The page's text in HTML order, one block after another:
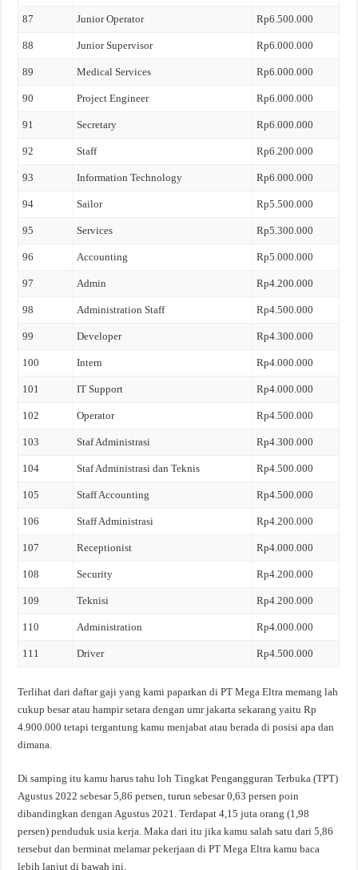
87 Junior Operator Rp6.500.000
88 Junior Supervisor Rp6.000.000
89 Medical Services Rp6.000.000
90 Project Engineer Rp6.000.000
91 Secretary Rp6.000.000
92 Staff Rp6.200.000
93 Information Technology Rp6.000.000
94 Sailor Rp5.500.000
95 Services Rp5.300.000
96 Accounting Rp5.000.000
97 Admin Rp4.200.000
98 Administration Staff Rp4.500.000
99 Developer Rp4.300.000
100 Intern Rp4.000.000
101 IT Support Rp4.000.000
102 Operator Rp4.500.000
103 Staf Administrasi Rp4.300.000
104 Staf Administrasi dan Teknis Rp4.500.000
105 Staff Accounting Rp4.500.000
106 Staff Administrasi Rp4.200.000
107 Receptionist Rp4.000.000
108 Security Rp4.200.000
109 Teknisi Rp4.200.000
110 Administration Rp4.000.000
111 Driver Rp4.500.000
Terlihat dari daftar gaji yang kami paparkan di PT Mega Eltra memang lah
cukup besar atau hampir setara dengan umr jakarta sekarang yaitu Rp
4.900.000 tetapi tergantung kamu menjabat atau berada di posisi apa dan
dimana.
Di samping itu kamu harus tahu loh Tingkat Pengangguran Terbuka (TPT)
Agustus 2022 sebesar 5,86 persen, turun sebesar 0,63 persen poin
dibandingkan dengan Agustus 2021. Terdapat 4,15 juta orang (1,98
persen) penduduk usia kerja. Maka dari itu jika kamu salah satu dari 5,86
tersebut dan berminat melamar pekerjaan di PT Mega Eltra kamu baca
lebih lanjut di bawah ini.